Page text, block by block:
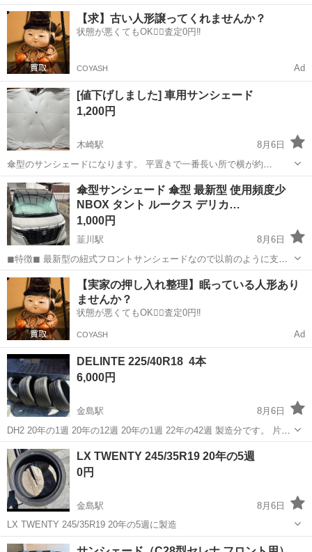
ット」です。 車乗り換えのため出品します。 使用期間短めで、目立つ
汚れ・破れなし。状態良好です。 車中泊・日よけ・プライバシー対策
にかなり便利です。 取り付...
群馬 伊勢崎市 新伊勢崎駅 アクセサリー
【求】古い人形譲ってくれませんか？
状態が悪くてもOK🙆‍♀️査定0円‼️
COYASH Ad
1,200円
木崎駅
8月6日
傘型のサンシェードになります。 平置きで一番長い所で横が約
150cm、縦が約80cmくらいです。 メーカー不明品ですが未使用で
す。 自宅保管で箱等はありません。 どの車種が合うかは不明ですので
事前に長さを測ってからのご購入...
群馬 太田市 木崎駅 アクセサリー
傘型サンシェード 傘型 最新型 使用頻度少
NBOX タント ルークス デリカ…
1,000円
韮川駅
8月6日
◼︎特徴◼︎ 最新型の紐式フロントサンシェードなので以前のように支柱
でダッシュボードやナビが傷、破損しにくいような仕様となっていま
す。 ◼︎試着参考車◼︎ スペーシアmk53sの取付画像です。 従いまして、
タント...
群馬 太田市 韮川駅 内装、インテリア
【実家の押し入れ整理】眠っている人形あり
ませんか？
状態が悪くてもOK🙆‍♀️査定0円‼️
COYASH Ad
DELINTE 225/40R18 4本
6,000円
金島駅
8月6日
DH2 20年の1週 20年の12週 20年の1週 22年の42週 製造分です。 片べ
りあります。 DELINTE 225/40R18
群馬 渋川市
LX TWENTY 245/35R19 20年の5週
0円
金島駅
8月6日
LX TWENTY 245/35R19 20年の5週に製造
群馬 渋川市 タイヤ、ホイール